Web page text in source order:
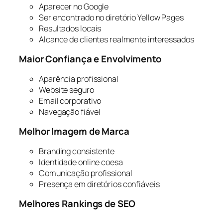
Aparecer no Google
Ser encontrado no diretório Yellow Pages
Resultados locais
Alcance de clientes realmente interessados
Maior Confiança e Envolvimento
Aparência profissional
Website seguro
Email corporativo
Navegação fiável
Melhor Imagem de Marca
Branding consistente
Identidade online coesa
Comunicação profissional
Presença em diretórios confiáveis
Melhores Rankings de SEO